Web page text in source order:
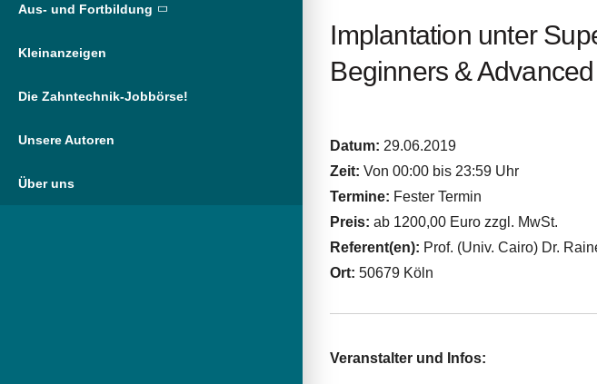
Aus- und Fortbildung
Kleinanzeigen
Die Zahntechnik-Jobbörse!
Unsere Autoren
Über uns
Implantation unter
Beginners & Advanced
Datum: 29.06.2019
Zeit: Von 00:00 bis 23:59 Uhr
Termine: Fester Termin
Preis: ab 1200,00 Euro zzgl. MwSt.
Referent(en): Prof. (Univ. Cairo) Dr.
Ort:50679 Köln
Veranstalter und Infos: